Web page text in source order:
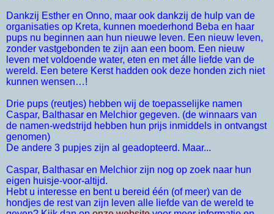
Dankzij Esther en Onno, maar ook dankzij de hulp van de
organisaties op Kreta, kunnen moederhond Beba en haar
pups nu beginnen aan hun nieuwe leven. Een nieuw leven,
zonder vastgebonden te zijn aan een boom. Een nieuw
leven met voldoende water, eten en met álle liefde van de
wereld. Een betere Kerst hadden ook deze honden zich niet
kunnen wensen…!
Drie pups (reutjes) hebben wij de toepasselijke namen
Caspar, Balthasar en Melchior gegeven. (de winnaars van
de namen-wedstrijd hebben hun prijs inmiddels in ontvangst
genomen)
De andere 3 pupjes zijn al geadopteerd. Maar...
Caspar, Balthasar en Melchior zijn nog op zoek naar hun
eigen huisje-voor-altijd.
Hebt u interesse en bent u bereid één (of meer) van de
hondjes de rest van zijn leven alle liefde van de wereld te